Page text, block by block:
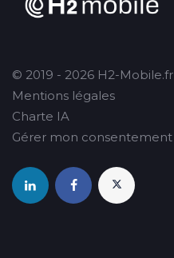
© 2019 - 2026 H2-Mobile.fr
Mentions légales
Charte IA
Gérer mon consentement